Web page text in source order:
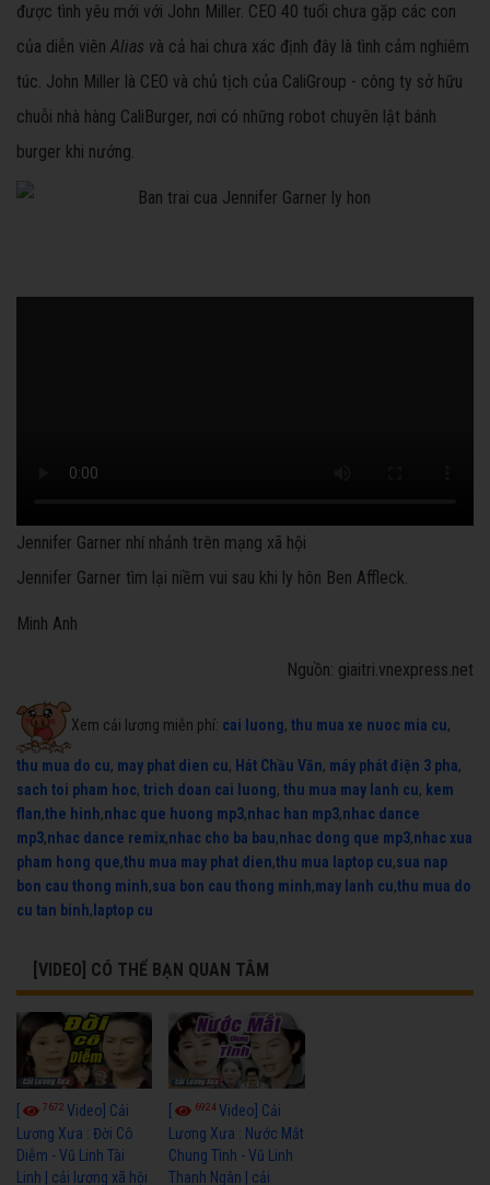
được tình yêu mới với John Miller. CEO 40 tuổi chưa gặp các con
của diễn viên Alias và cả hai chưa xác định đây là tình cảm nghiêm
túc. John Miller là CEO và chủ tịch của CaliGroup - công ty sở hữu
chuỗi nhà hàng CaliBurger, nơi có những robot chuyên lật bánh
burger khi nướng.
Jennifer Garner nhí nhảnh trên mạng xã hội
Jennifer Garner tìm lại niềm vui sau khi ly hôn Ben Affleck.
Minh Anh
Nguồn: giaitri.vnexpress.net
Xem cải lương miễn phí: cai luong, thu mua xe nuoc mia cu,
thu mua do cu, may phat dien cu, Hát Chầu Văn, máy phát điện 3 pha,
sach toi pham hoc, trich doan cai luong, thu mua may lanh cu, kem
flan,the hinh,nhac que huong mp3,nhac han mp3,nhac dance
mp3,nhac dance remix,nhac cho ba bau,nhac dong que mp3,nhac xua
pham hong que,thu mua may phat dien,thu mua laptop cu,sua nap
bon cau thong minh,sua bon cau thong minh,may lanh cu,thu mua do
cu tan binh, laptop cu
[VIDEO] CÓ THỂ BẠN QUAN TÂM
7672 Video] Cải
Lương Xưa : Đời Cô
Diễm - Vũ Linh Tài
Linh | cải lương xã hội
6924Video] Cải
Lương Xưa : Nước Mắt
Chung Tình - Vũ Linh
Thanh Ngân | cải